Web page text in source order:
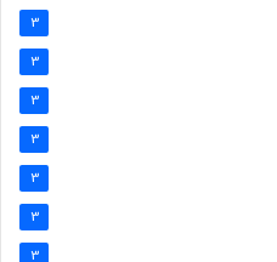
3
3
3
3
3
3
3